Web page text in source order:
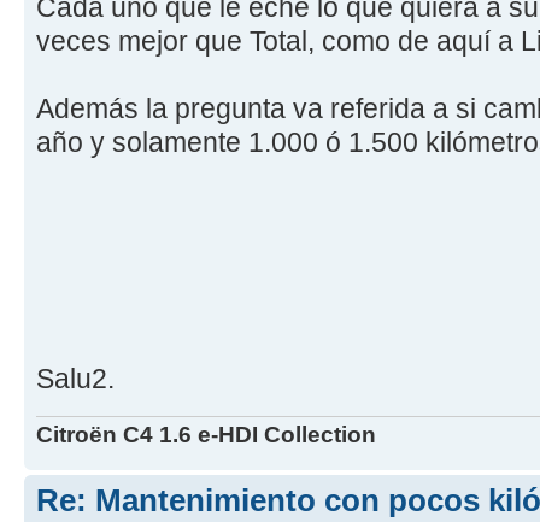
Cada uno que le eche lo que quiera a
veces mejor que Total, como de aquí a
Además la pregunta va referida a si
año y solamente 1.000 ó 1.500
Salu2.
Citroën C4 1.6 e-HDI Collection
Re: Mantenimiento con pocos